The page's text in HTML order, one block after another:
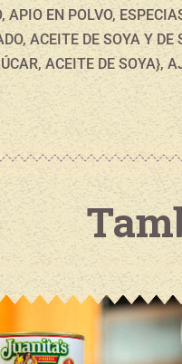
APIO EN POLVO,
ACEITE DE SOYA Y
ACEITE DE SOYA},